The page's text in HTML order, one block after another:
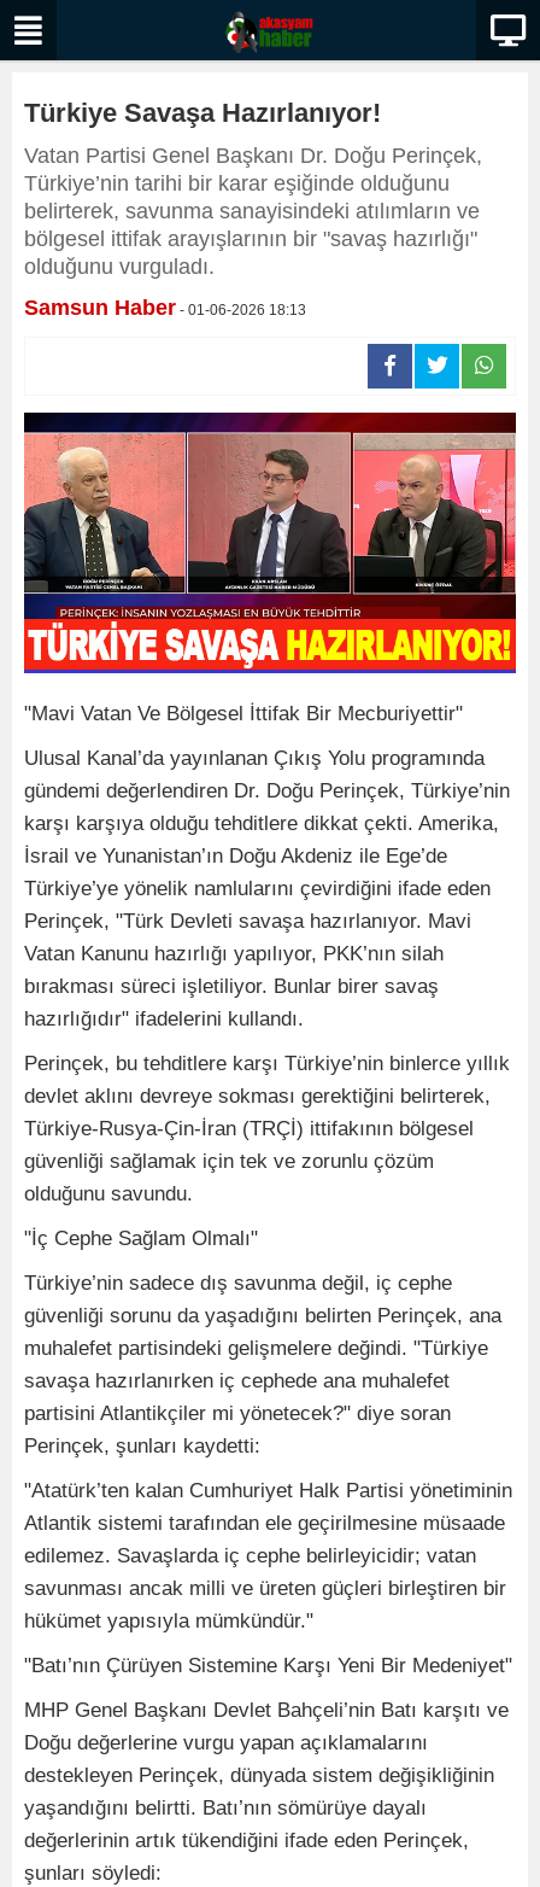
Türkiye Savaşa Hazırlanıyor!
Vatan Partisi Genel Başkanı Dr. Doğu Perinçek,
Türkiye’nin tarihi bir karar eşiğinde olduğunu
belirterek, savunma sanayisindeki atılımların ve
bölgesel ittifak arayışlarının bir "savaş hazırlığı"
olduğunu vurguladı.
Samsun Haber - 01-06-2026 18:13
"Mavi Vatan Ve Bölgesel İttifak Bir Mecburiyettir"
Ulusal Kanal’da yayınlanan Çıkış Yolu programında
gündemi değerlendiren Dr. Doğu Perinçek, Türkiye’nin
karşı karşıya olduğu tehditlere dikkat çekti. Amerika,
İsrail ve Yunanistan’ın Doğu Akdeniz ile Ege’de
Türkiye’ye yönelik namlularını çevirdiğini ifade eden
Perinçek, "Türk Devleti savaşa hazırlanıyor. Mavi
Vatan Kanunu hazırlığı yapılıyor, PKK’nın silah
bırakması süreci işletiliyor. Bunlar birer savaş
hazırlığıdır" ifadelerini kullandı.
Perinçek, bu tehditlere karşı Türkiye’nin binlerce yıllık
devlet aklını devreye sokması gerektiğini belirterek,
Türkiye-Rusya-Çin-İran (TRÇİ) ittifakının bölgesel
güvenliği sağlamak için tek ve zorunlu çözüm
olduğunu savundu.
"İç Cephe Sağlam Olmalı"
Türkiye’nin sadece dış savunma değil, iç cephe
güvenliği sorunu da yaşadığını belirten Perinçek, ana
muhalefet partisindeki gelişmelere değindi. "Türkiye
savaşa hazırlanırken iç cephede ana muhalefet
partisini Atlantikçiler mi yönetecek?" diye soran
Perinçek, şunları kaydetti:
"Atatürk’ten kalan Cumhuriyet Halk Partisi yönetiminin
Atlantik sistemi tarafından ele geçirilmesine müsaade
edilemez. Savaşlarda iç cephe belirleyicidir; vatan
savunması ancak milli ve üreten güçleri birleştiren bir
hükümet yapısıyla mümkündür."
"Batı’nın Çürüyen Sistemine Karşı Yeni Bir Medeniyet"
MHP Genel Başkanı Devlet Bahçeli’nin Batı karşıtı ve
Doğu değerlerine vurgu yapan açıklamalarını
destekleyen Perinçek, dünyada sistem değişikliğinin
yaşandığını belirtti. Batı’nın sömürüye dayalı
değerlerinin artık tükendiğini ifade eden Perinçek,
şunları söyledi: